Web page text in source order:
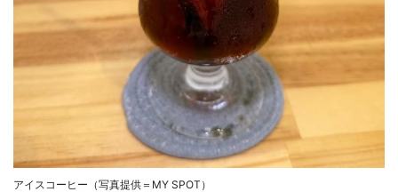
アイスコーヒー（写真提供＝MY SPOT）